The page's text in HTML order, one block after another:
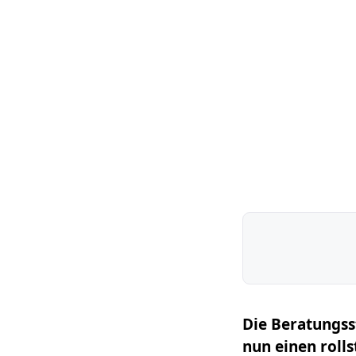
Die
nun einen